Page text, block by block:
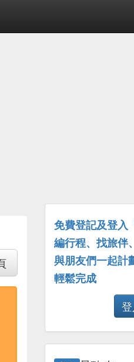
免費登記及登入
編行程、找旅伴、
與朋友們一起計
輕鬆完成